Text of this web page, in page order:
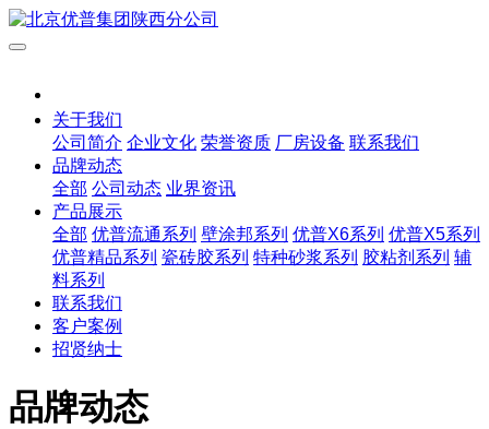
关于我们
公司简介 企业文化 荣誉资质 厂房设备 联系我们
品牌动态
全部 公司动态 业界资讯
产品展示
全部 优普流通系列 壁涂邦系列 优普X6系列 优普X5系列
优普精品系列 瓷砖胶系列 特种砂浆系列 胶粘剂系列 辅
料系列
联系我们
客户案例
招贤纳士
品牌动态